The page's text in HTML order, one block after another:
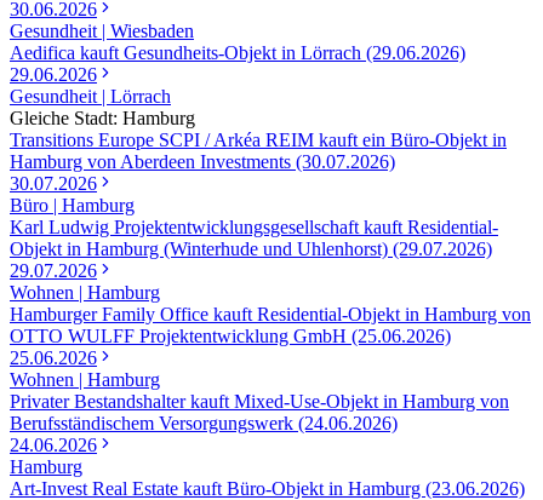
30.06.2026
Gesundheit | Wiesbaden
Aedifica kauft Gesundheits-Objekt in Lörrach (29.06.2026)
29.06.2026
Gesundheit | Lörrach
Gleiche Stadt: Hamburg
Transitions Europe SCPI / Arkéa REIM kauft ein Büro-Objekt in
Hamburg von Aberdeen Investments (30.07.2026)
30.07.2026
Büro | Hamburg
Karl Ludwig Projektentwicklungsgesellschaft kauft Residential-
Objekt in Hamburg (Winterhude und Uhlenhorst) (29.07.2026)
29.07.2026
Wohnen | Hamburg
Hamburger Family Office kauft Residential-Objekt in Hamburg von
OTTO WULFF Projektentwicklung GmbH (25.06.2026)
25.06.2026
Wohnen | Hamburg
Privater Bestandshalter kauft Mixed-Use-Objekt in Hamburg von
Berufsständischem Versorgungswerk (24.06.2026)
24.06.2026
Hamburg
Art-Invest Real Estate kauft Büro-Objekt in Hamburg (23.06.2026)